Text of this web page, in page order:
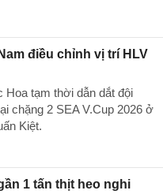
điều chỉnh vị trí HLV
Hoa tạm thời dẫn dắt đội
chặng 2 SEA V.Cup 2026 ở
Kiệt.
1 tấn thịt heo nghi